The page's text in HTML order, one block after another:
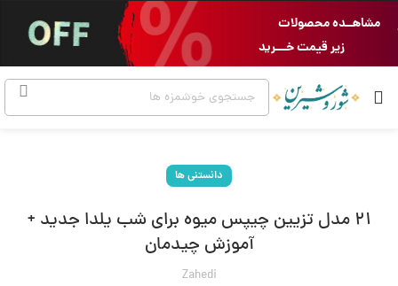
مشاهــده محصولات
زیر قیمت خـــرید
دانستنی ها
۲۱ مدل تزیین چیپس میوه برای شب یلدا جدید +
آموزش چیدمان
Zahedi